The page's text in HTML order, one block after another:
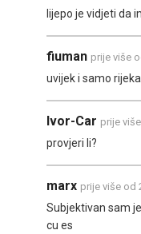
lijepo je vidjeti da
fiuman prije više
uvijek i samo
Ivor-Car prije
provjeri li?
marx prije više od
Subjektivan sam
cu es